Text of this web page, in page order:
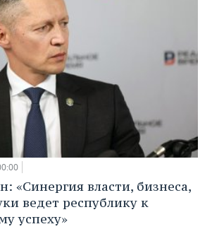
«Синергия власти, бизнеса,
ведет республику к
успеху»